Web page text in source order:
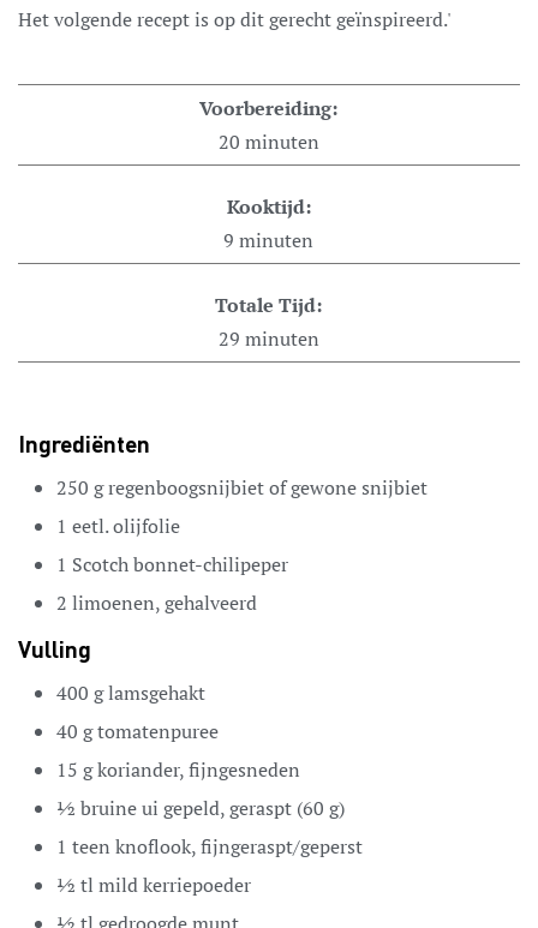
Het volgende recept is op dit gerecht geïnspireerd.'
Voorbereiding:
20 minuten
Kooktijd:
9 minuten
Totale Tijd:
29 minuten
Ingrediënten
250 gregenboogsnijbiet of gewone snijbiet
1 eetl. olijfolie
1 Scotch bonnet-chilipeper
2 limoenen,gehalveerd
Vulling
400 glamsgehakt
40 gtomatenpuree
15 gkoriander,fijngesneden
½ bruine ui gepeld, geraspt (60 g)
1 teen knoflook,fijngeraspt/geperst
½ tl mild kerriepoeder